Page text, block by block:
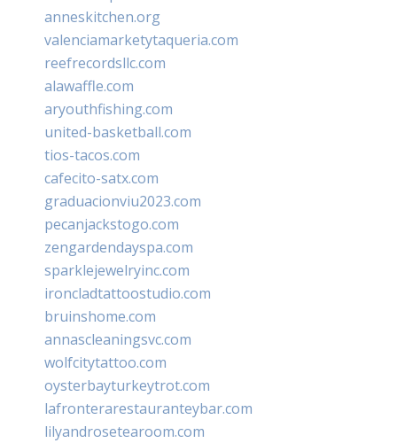
anneskitchen.org
valenciamarketytaqueria.com
reefrecordsllc.com
alawaffle.com
aryouthfishing.com
united-basketball.com
tios-tacos.com
cafecito-satx.com
graduacionviu2023.com
pecanjackstogo.com
zengardendayspa.com
sparklejewelryinc.com
ironcladtattoostudio.com
bruinshome.com
annascleaningsvc.com
wolfcitytattoo.com
oysterbayturkeytrot.com
lafronterarestauranteybar.com
lilyandrosetearoom.com